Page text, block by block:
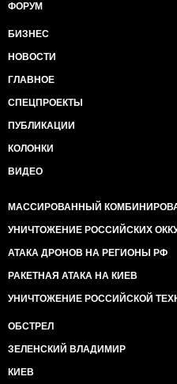
ФОРУМ
БИЗНЕС
НОВОСТИ
ГЛАВНОЕ
СПЕЦПРОЕКТЫ
ПУБЛИКАЦИИ
КОЛОНКИ
ВИДЕО
МАССИРОВАННЫЙ
УНИЧТОЖЕНИЕ РОССИЙСКИХ
АТАКА ДРОНОВ НА РЕГИОНЫ РФ
РАКЕТНАЯ АТАКА НА КИЕВ
УНИЧТОЖЕНИЕ РОССИЙСКОЙ
ОБСТРЕЛ
ЗЕЛЕНСКИЙ ВЛАДИМИР
КИЕВ